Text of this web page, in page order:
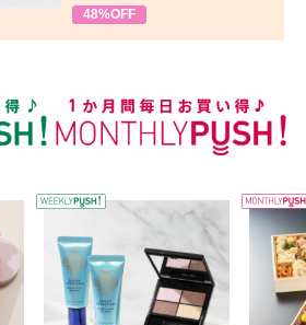
48%OFF
WEEKLY PUSH